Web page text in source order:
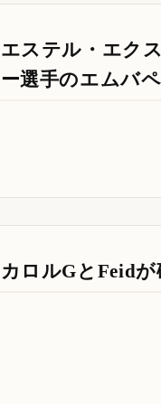
エステル・エク
ー選手のエムバ
カロルGとFeidが